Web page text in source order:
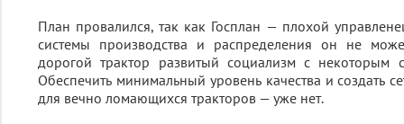
План провалился, так как Госплан — плохой
системы производства и распределения он не
дорогой трактор развитый социализм с некоторым
Обеспечить минимальный уровень качества и создать
для вечно ломающихся тракторов — уже нет.